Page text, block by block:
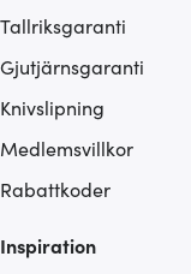
Tallriksgaranti
Gjutjärnsgaranti
Knivslipning
Medlemsvillkor
Rabattkoder
Inspiration